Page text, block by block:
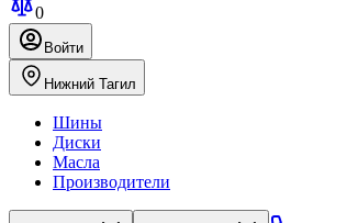
0
Войти
Нижний Тагил
Шины
Диски
Масла
Производители